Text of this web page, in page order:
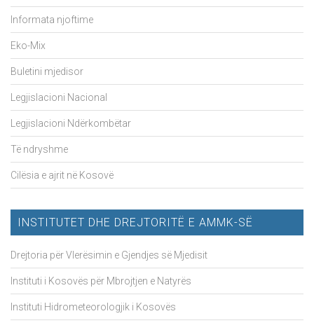
Informata njoftime
Eko-Mix
Buletini mjedisor
Legjislacioni Nacional
Legjislacioni Ndërkombëtar
Të ndryshme
Cilësia e ajrit në Kosovë
INSTITUTET DHE DREJTORITË E AMMK-SË
Drejtoria për Vlerësimin e Gjendjes së Mjedisit
Instituti i Kosovës për Mbrojtjen e Natyrës
Instituti Hidrometeorologjik i Kosovës